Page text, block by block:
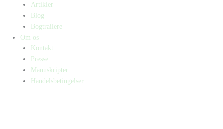
Artikler
Blog
Bogtrailere
Om os
Kontakt
Presse
Manuskripter
Handelsbetingelser